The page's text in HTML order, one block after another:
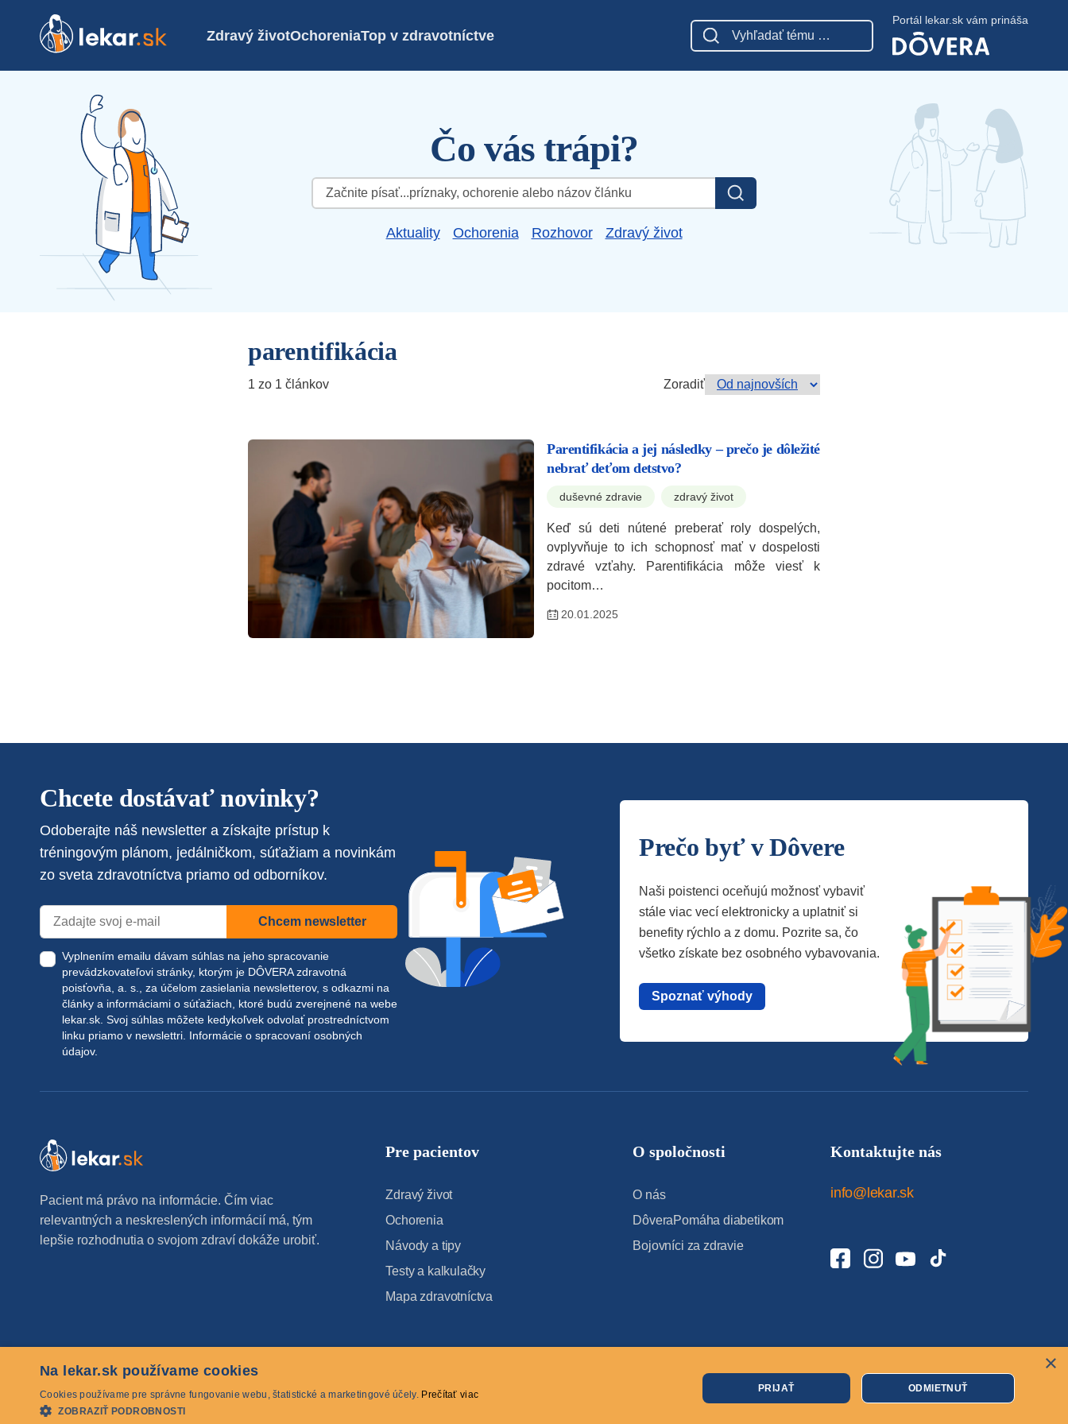
Zdravý životOchoreniaTop v zdravotníctve
Portál lekar.sk vám prináša
Čo vás trápi?
Hľadať:
Aktuality Ochorenia Rozhovor Zdravý život
parentifikácia
1 zo 1 článkov Zoradiť
Parentifikácia a jej následky – prečo je dôležité
nebrať deťom detstvo?
duševné zdravie zdravý život
Keď sú deti nútené preberať roly dospelých,
ovplyvňuje to ich schopnosť mať v dospelosti
zdravé vzťahy. Parentifikácia môže viesť k
pocitom…
20.01.2025
Chcete dostávať novinky?
Odoberajte náš newsletter a získajte prístup k
tréningovým plánom, jedálničkom, súťažiam a novinkám
zo sveta zdravotníctva priamo od odborníkov.
Chcem newsletter
Vyplnením emailu dávam súhlas na jeho spracovanie
prevádzkovateľovi stránky, ktorým je DÔVERA zdravotná
poisťovňa, a. s., za účelom zasielania newsletterov, s odkazmi na
články a informáciami o súťažiach, ktoré budú zverejnené na webe
lekar.sk . Svoj súhlas môžete kedykoľvek odvolať prostredníctvom
linku priamo v newslettri. Informácie o spracovaní osobných
údajov.
Prečo byť v Dôvere
Naši poistenci oceňujú možnosť vybaviť
stále viac vecí elektronicky a uplatniť si
benefity rýchlo a z domu. Pozrite sa, čo
všetko získate bez osobného vybavovania.
Spoznať výhody
Pacient má právo na informácie. Čím viac
relevantných a neskreslených informácií má, tým
lepšie rozhodnutia o svojom zdraví dokáže urobiť.
Pre pacientov
Zdravý život
Ochorenia
Návody a tipy
Testy a kalkulačky
Mapa zdravotníctva
O spoločnosti
O nás
DôveraPomáha diabetikom
Bojovníci za zdravie
Kontaktujte nás
info@lekar.sk
© 2026 lekar.sk Všetky práva vyhradené Cookies
×
Na lekar.sk používame cookies
Cookies používame pre správne fungovanie webu, štatistické a marketingové účely. Prečítať viac
ZOBRAZIŤ PODROBNOSTI
PRIJAŤ ODMIETNUŤ